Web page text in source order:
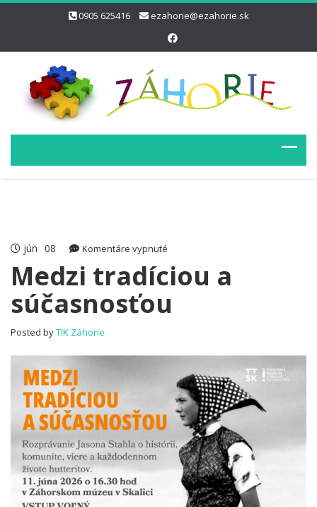
0905 625416 ezahorie@ezahorie.sk
jún 08 Komentáre vypnuté
tradíciou
Medzi tradíciou a
súčasnosťou
Posted byTIK Záhorie